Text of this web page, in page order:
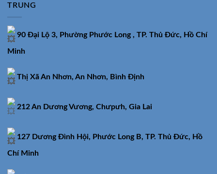
TRUNG
90 Đại Lộ 3, Phường Phước Long , TP. Thủ Đức, Hồ Chí
Minh
Thị Xã An Nhơn, An Nhơn, Bình Định
212 An Dương Vương, Chưpưh, Gia Lai
127 Dương Đình Hội, Phước Long B, TP. Thủ Đức, Hồ
Chí Minh